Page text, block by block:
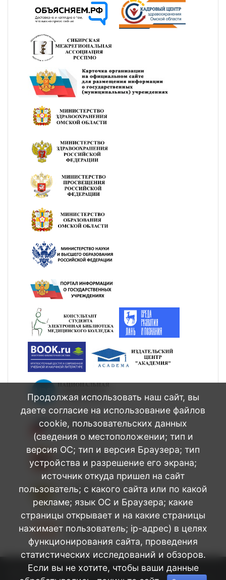
БПОУ Омской области Медицинский
©
Продолжая использовать наш сайт, вы
даете согласие на использование файлов
cookie, пользовательских данных
(сведения о местоположении; тип и
версия ОС; тип и версия Браузера; тип
устройства и разрешение его экрана;
источник откуда пришел на сайт
пользователь; с какого сайта или по какой
рекламе; язык ОС и Браузера; какие
страницы открывает и на какие страницы
нажимает пользователь; ip-адрес) в целях
функционирования сайта, проведения
статистических исследований и обзоров.
Если вы не хотите, чтобы ваши данные